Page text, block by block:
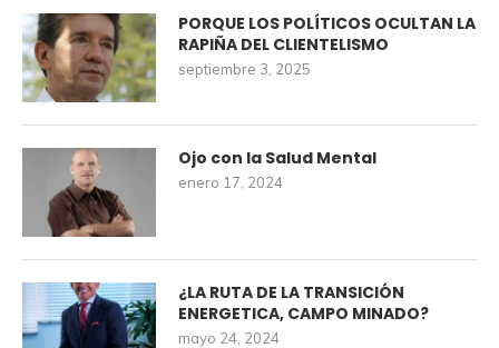
PORQUE LOS POLÍTICOS OCULTAN LA
RAPIÑA DEL CLIENTELISMO
septiembre 3, 2025
Ojo con la Salud Mental
enero 17, 2024
¿LA RUTA DE LA TRANSICIÓN
ENERGETICA, CAMPO MINADO?
mayo 24, 2024